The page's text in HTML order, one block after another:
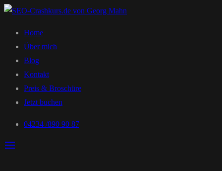
Home
Über mich
Blog
Kontakt
Preis & Broschüre
Jetzt buchen
04234 /890 90 87